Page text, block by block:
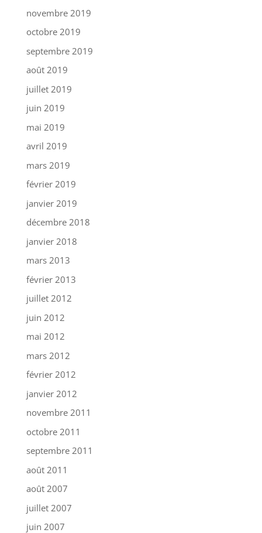
novembre 2019
octobre 2019
septembre 2019
août 2019
juillet 2019
juin 2019
mai 2019
avril 2019
mars 2019
février 2019
janvier 2019
décembre 2018
janvier 2018
mars 2013
février 2013
juillet 2012
juin 2012
mai 2012
mars 2012
février 2012
janvier 2012
novembre 2011
octobre 2011
septembre 2011
août 2011
août 2007
juillet 2007
juin 2007